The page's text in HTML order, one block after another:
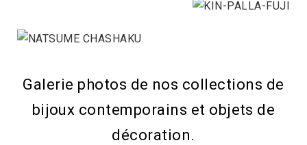
Galerie photos de nos collections de
bijoux contemporains et objets de
décoration.